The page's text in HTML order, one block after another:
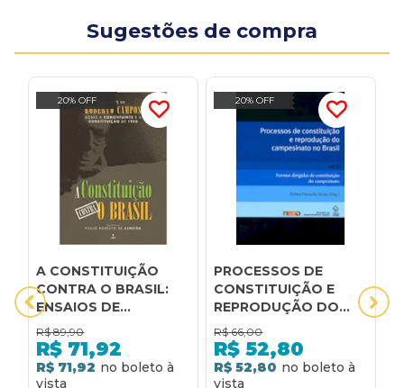
Sugestões de compra
20% OFF
A CONSTITUIÇÃO
CONTRA O BRASIL:
ENSAIOS DE
ROBERTO CAMPOS
SOBRE A
CONSTITUINTE E A
CONSTITUIÇÃO DE
R$ 89,90
R$ 71,92
R$ 71,92
20% OFF
PROCESSOS DE
CONSTITUIÇÃO E
REPRODUÇÃO DO
CAMPESINATO NO
BRASIL - VOL. II:
FORMAS DIRIGIDAS
DE CONSTITUIÇÃO
R$ 66,00
R$ 52,80
R$ 52,80